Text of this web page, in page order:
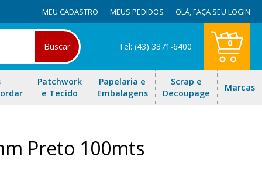
MEU CADASTRO MEUS PEDIDOS OLÁ,FAÇA SEU LOGIN
Buscar Tel: (43) 3371-6400 0
Patchwork
e Tecido
Papelaria e
Embalagens
Scrap e
Decoupage
Marcas
Preto 100mts